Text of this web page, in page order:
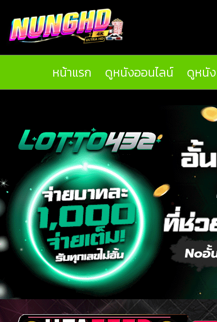
หน้าแรก ดูหนังออนไลน์ ดูหนั